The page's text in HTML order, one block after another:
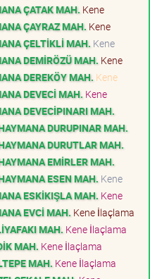
ÇATAK MAH. Kene
ÇAYRAZ MAH. Kene
ÇELTİKLİ MAH. Kene
DEMİRÖZÜ MAH. Kene
DEREKÖY MAH. Kene
DEVECİ MAH. Kene
DEVECİPINARI MAH.
DURUPINAR MAH.
DURUTLAR MAH.
EMİRLER MAH.
ESEN MAH. Kene
ESKİKIŞLA MAH. Kene
EVCİ MAH. Kene İlaçlama
MAH. Kene İlaçlama
MAH. Kene İlaçlama
MAH. Kene İlaçlama